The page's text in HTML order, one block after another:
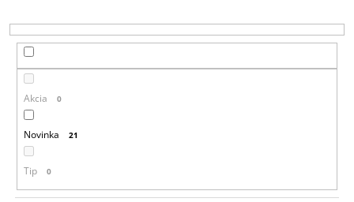
Akcia 0
Novinka 21
Tip 0
t
e
n
á